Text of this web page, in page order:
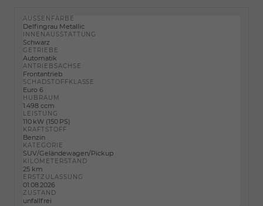
AUSSENFARBE
Delfingrau Metallic
INNENAUSSTATTUNG
Schwarz
GETRIEBE
Automatik
ANTRIEBSACHSE
Frontantrieb
SCHADSTOFFKLASSE
Euro 6
HUBRAUM
1.498 ccm
LEISTUNG
110 kW (150 PS)
KRAFTSTOFF
Benzin
KATEGORIE
SUV/Geländewagen/Pickup
KILOMETERSTAND
25 km
ERSTZULASSUNG
01.08.2026
ZUSTAND
unfallfrei